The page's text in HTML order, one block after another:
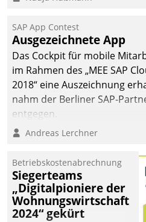
SAP App Contest
Ausgezeichnete App
Das Cockpit für mobile
im Rahmen des „MEE SAP
2018“ eine Auszeichnung
nahm der Berliner SAP-
entgegen.
Andreas Lerchner
Betriebskostenabrechnung
Siegerteams
„Digitalpioniere der
Wohnungswirtschaft
2024“ gekürt